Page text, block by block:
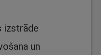
izstrāde
un